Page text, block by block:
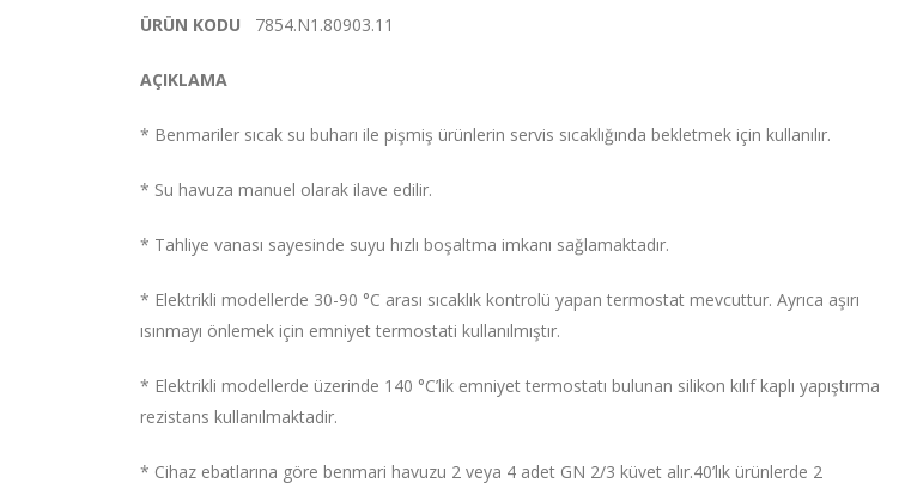
ÜRÜN KODU 7854.N1.80903.11
AÇIKLAMA
* Benmariler sıcak su buharı ile pişmiş ürünlerin servis sıcaklığında bekletmek için kullanılır.
* Su havuza manuel olarak ilave edilir.
* Tahliye vanası sayesinde suyu hızlı boşaltma imkanı sağlamaktadır.
* Elektrikli modellerde 30-90 °C arası sıcaklık kontrolü yapan termostat mevcuttur. Ayrıca aşırı
ısınmayı önlemek için emniyet termostati kullanılmıştır.
* Elektrikli modellerde üzerinde 140 °C’lik emniyet termostatı bulunan silikon kılıf kaplı yapıştırma
rezistans kullanılmaktadir.
* Cihaz ebatlarına göre benmari havuzu 2 veya 4 adet GN 2/3 küvet alır.40’lık ürünlerde 2